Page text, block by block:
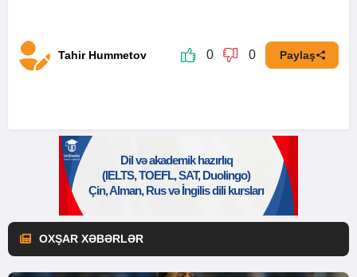
Tahir Hummetov 0 0 Paylaş
OXŞAR XƏBƏRLƏR